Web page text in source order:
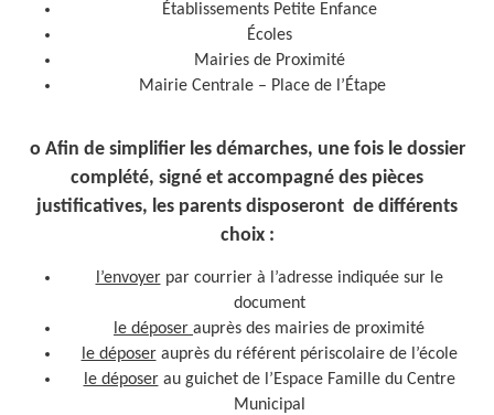
Établissements Petite Enfance
Écoles
Mairies de Proximité
Mairie Centrale – Place de l’Étape
o Afin de simplifier les démarches, une fois le dossier
complété, signé et accompagné des pièces
justificatives, les parents disposeront de différents
choix :
l’envoyerpar courrier à l’adresse indiquée sur le
document
le déposer auprès des mairies de proximité
le déposerauprès du référent périscolaire de l’école
le déposerau guichet de l’Espace Famille du Centre
Municipal